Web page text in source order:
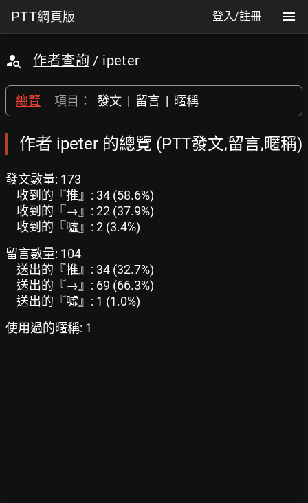
PTT網頁版 登入/註冊
作者查詢 / ipeter
總覽 項目： 發文 | 留言 | 暱稱
作者 ipeter 的總覽 (PTT發文,留言,暱稱)
發文數量: 173
收到的『推』: 34 (58.6%)
收到的『→』: 22 (37.9%)
收到的『噓』: 2 (3.4%)
留言數量: 104
送出的『推』: 34 (32.7%)
送出的『→』: 69 (66.3%)
送出的『噓』: 1 (1.0%)
使用過的暱稱: 1